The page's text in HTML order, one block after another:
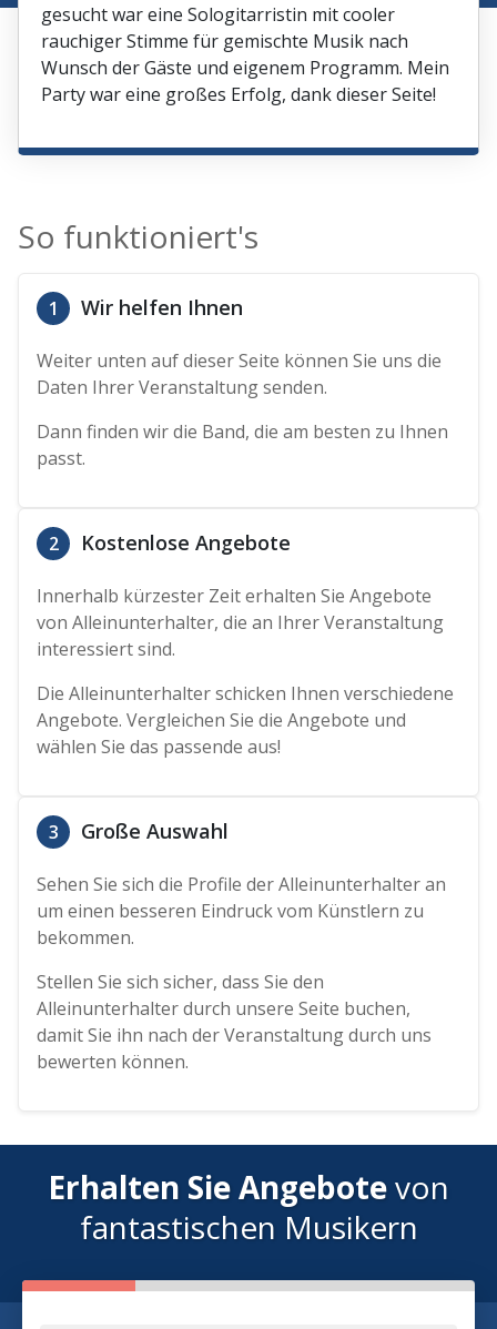
gesucht war eine Sologitarristin mit cooler
rauchiger Stimme für gemischte Musik nach
Wunsch der Gäste und eigenem Programm. Mein
Party war eine großes Erfolg, dank dieser Seite!
So funktioniert's
1 Wir helfen Ihnen
Weiter unten auf dieser Seite können Sie uns die
Daten Ihrer Veranstaltung senden.
Dann finden wir die Band, die am besten zu Ihnen
passt.
2 Kostenlose Angebote
Innerhalb kürzester Zeit erhalten Sie Angebote
von Alleinunterhalter, die an Ihrer Veranstaltung
interessiert sind.
Die Alleinunterhalter schicken Ihnen verschiedene
Angebote. Vergleichen Sie die Angebote und
wählen Sie das passende aus!
3 Große Auswahl
Sehen Sie sich die Profile der Alleinunterhalter an
um einen besseren Eindruck vom Künstlern zu
bekommen.
Stellen Sie sich sicher, dass Sie den
Alleinunterhalter durch unsere Seite buchen,
damit Sie ihn nach der Veranstaltung durch uns
bewerten können.
Erhalten Sie Angebotevon
fantastischen Musikern